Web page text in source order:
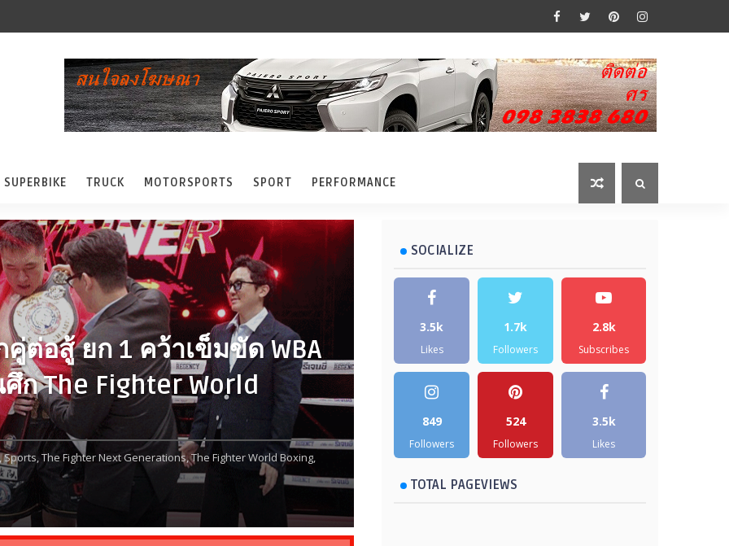
SUPERBIKE TRUCK MOTORSPORTS SPORT PERFORMANCE
ต่อสู้ ยก 1 คว้าเข็มขัด WBA
ก The Fighter World
Sports,The Fighter Next Generations,The Fighter World Boxing,
SOCIALIZE
3.5k
Likes
1.7k
Followers
2.8k
Subscribes
849
Followers
524
Followers
3.5k
Likes
TOTAL PAGEVIEWS